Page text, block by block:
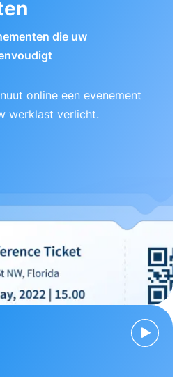
die uw
online een evenement
werklast verlicht.